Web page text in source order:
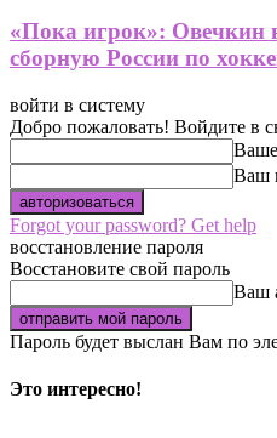
«Пока игрок»: Овечкин
сборную России по
войти в систему
Добро пожаловать! Войдите в
Ваше
Ваш
Forgot your password? Get help
восстановление пароля
Восстановите свой пароль
Ваш
Пароль будет выслан Вам по
Это интересно!